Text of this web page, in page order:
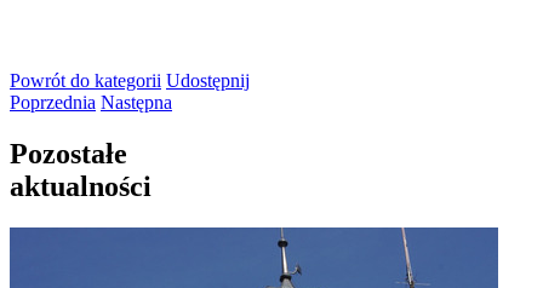
Powrót do kategorii Udostępnij
Poprzednia Następna
Pozostałe
aktualności